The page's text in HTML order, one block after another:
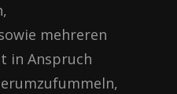
mehreren
in Anspruch